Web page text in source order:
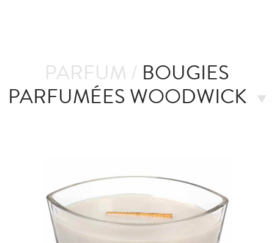
PARFUM / BOUGIES
PARFUMÉES WOODWICK